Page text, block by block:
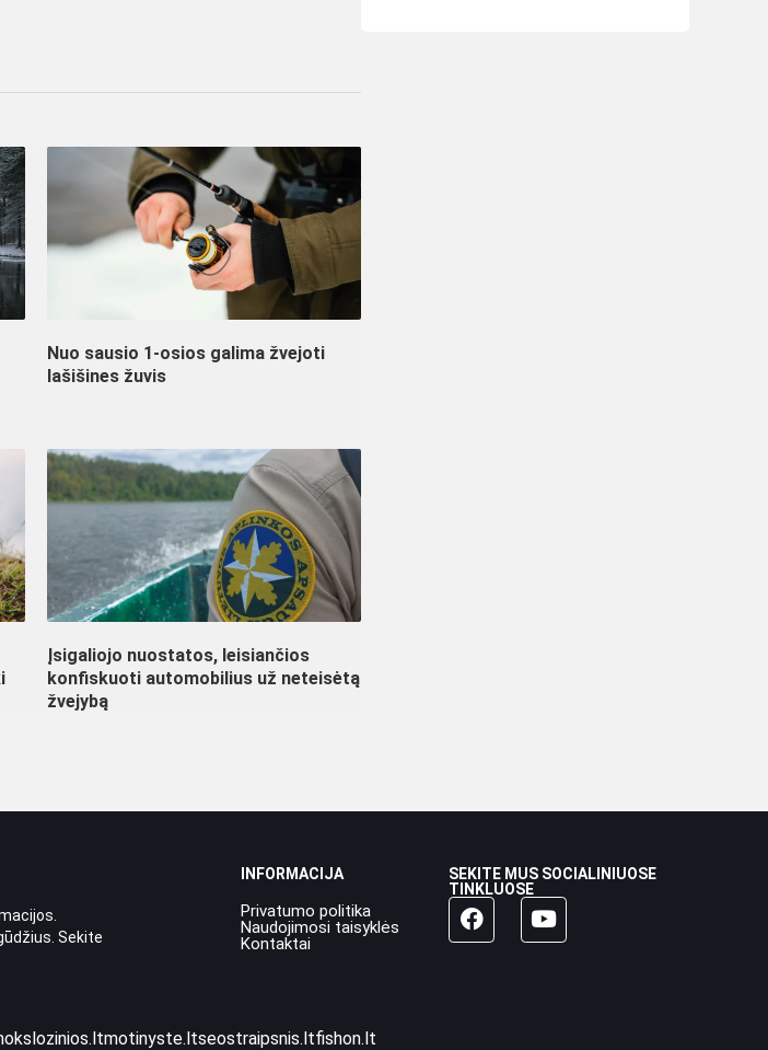
Nuo sausio 1-osios galima žvejoti
lašišines žuvis
Įsigaliojo nuostatos, leisiančios
konfiskuoti automobilius už neteisėtą
žvejybą
Sekite
INFORMACIJA
Privatumo politika
Naudojimosi taisyklės
Kontaktai
SEKITE MUS SOCIALINIUOSE
TINKLUOSE
motinyste.ltseostraipsnis.ltfishon.lt